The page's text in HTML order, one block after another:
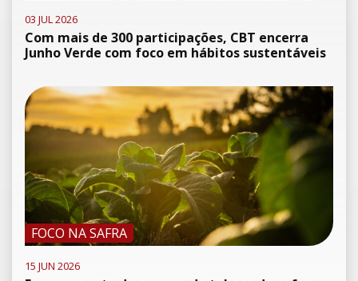
03 JUL 2026
Com mais de 300 participações, CBT encerra
Junho Verde com foco em hábitos sustentáveis
FOCO NA SAFRA
15 JUN 2026